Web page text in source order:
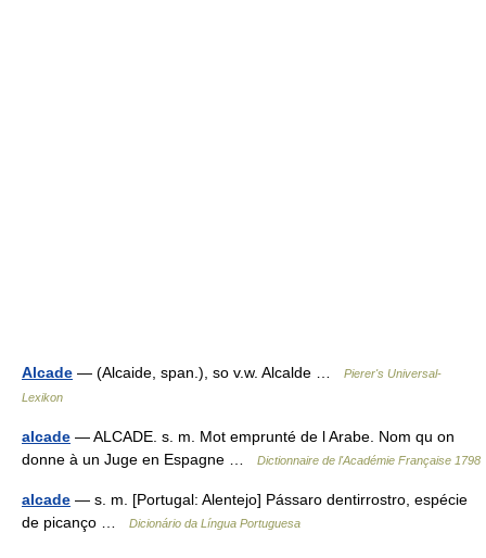
Alcade — (Alcaide, span.), so v.w. Alcalde …
Pierer's Universal-
Lexikon
alcade — ALCADE. s. m. Mot emprunté de l Arabe. Nom qu on
donne à un Juge en Espagne …
Dictionnaire de l'Académie Française 1798
alcade — s. m. [Portugal: Alentejo] Pássaro dentirrostro, espécie
de picanço …
Dicionário da Língua Portuguesa